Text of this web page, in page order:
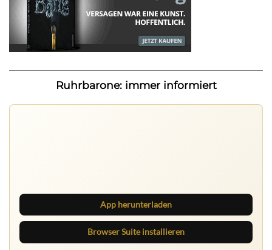
Ruhrbarone: immer informiert
App herunterladen
Browser Suite installieren